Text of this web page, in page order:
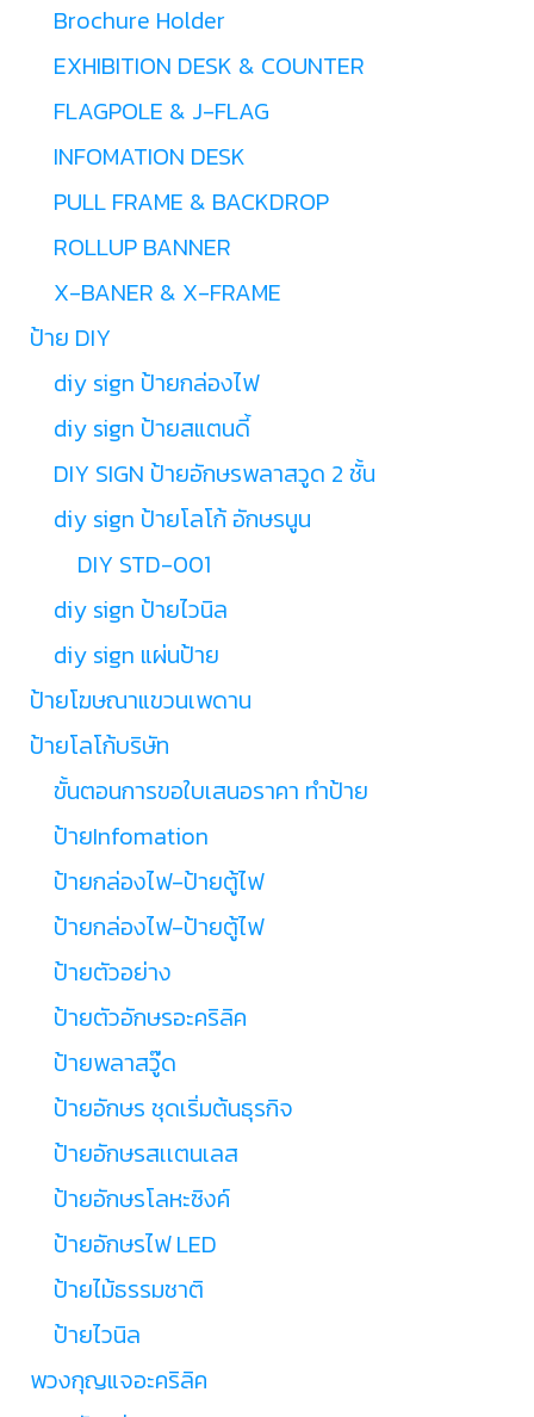
Brochure Holder
EXHIBITION DESK & COUNTER
FLAGPOLE & J-FLAG
INFOMATION DESK
PULL FRAME & BACKDROP
ROLLUP BANNER
X-BANER & X-FRAME
ป้าย DIY
diy sign ป้ายกล่องไฟ
diy sign ป้ายสแตนดี้
DIY SIGN ป้ายอักษรพลาสวูด 2 ชั้น
diy sign ป้ายโลโก้ อักษรนูน
DIY STD-001
diy sign ป้ายไวนิล
diy sign แผ่นป้าย
ป้ายโฆษณาแขวนเพดาน
ป้ายโลโก้บริษัท
ขั้นตอนการขอใบเสนอราคา ทำป้าย
ป้ายInfomation
ป้ายกล่องไฟ-ป้ายตู้ไฟ
ป้ายกล่องไฟ-ป้ายตู้ไฟ
ป้ายตัวอย่าง
ป้ายตัวอักษรอะคริลิค
ป้ายพลาสวู๊ด
ป้ายอักษร ชุดเริ่มต้นธุรกิจ
ป้ายอักษรสเเตนเลส
ป้ายอักษรโลหะซิงค์
ป้ายอักษรไฟ LED
ป้ายไม้ธรรมชาติ
ป้ายไวนิล
พวงกุญแจอะคริลิค